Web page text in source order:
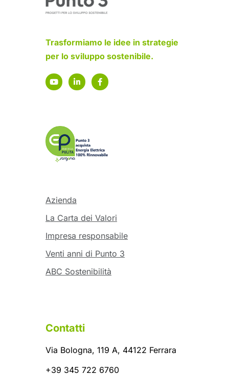
Trasformiamo le idee in strategie
per lo sviluppo sostenibile.
Azienda
La Carta dei Valori
Impresa responsabile
Venti anni di Punto 3
ABC Sostenibilità
Contatti
Via Bologna, 119 A, 44122 Ferrara
+39 345 722 6760